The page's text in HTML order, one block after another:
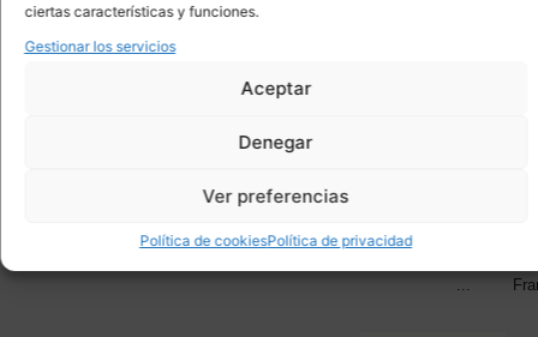
ciertas características y funciones.
Gestionar los servicios
Aceptar
Denegar
Ver preferencias
Política de cookiesPolítica de privacidad